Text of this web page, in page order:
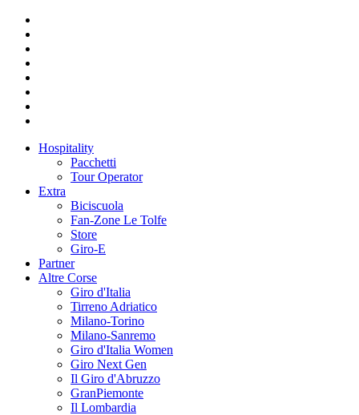
Hospitality
Pacchetti
Tour Operator
Extra
Biciscuola
Fan-Zone Le Tolfe
Store
Giro-E
Partner
Altre Corse
Giro d'Italia
Tirreno Adriatico
Milano-Torino
Milano-Sanremo
Giro d'Italia Women
Giro Next Gen
Il Giro d'Abruzzo
GranPiemonte
Il Lombardia